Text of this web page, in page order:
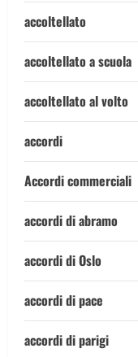
accoltellato
accoltellato a scuola
accoltellato al volto
accordi
Accordi commerciali
accordi di abramo
accordi di Oslo
accordi di pace
accordi di parigi